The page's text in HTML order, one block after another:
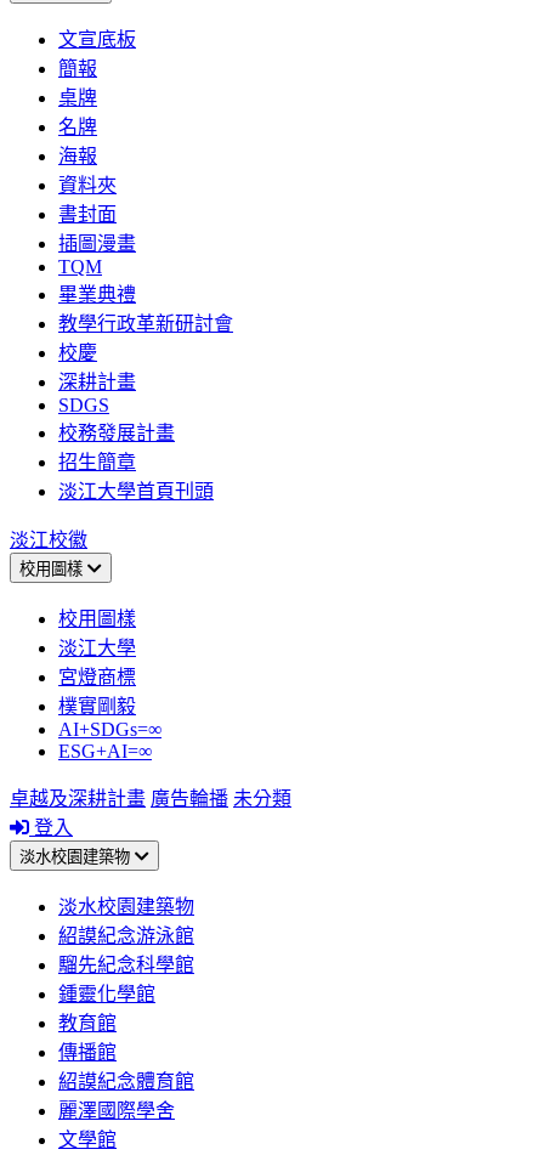
文宣底板
簡報
桌牌
名牌
海報
資料夾
書封面
插圖漫畫
TQM
畢業典禮
教學行政革新研討會
校慶
深耕計畫
SDGS
校務發展計畫
招生簡章
淡江大學首頁刊頭
淡江校徽
校用圖樣
校用圖樣
淡江大學
宮燈商標
樸實剛毅
AI+SDGs=∞
ESG+AI=∞
卓越及深耕計畫 廣告輪播 未分類
登入
淡水校園建築物
淡水校園建築物
紹謨紀念游泳館
騮先紀念科學館
鍾靈化學館
教育館
傳播館
紹謨紀念體育館
麗澤國際學舍
文學館